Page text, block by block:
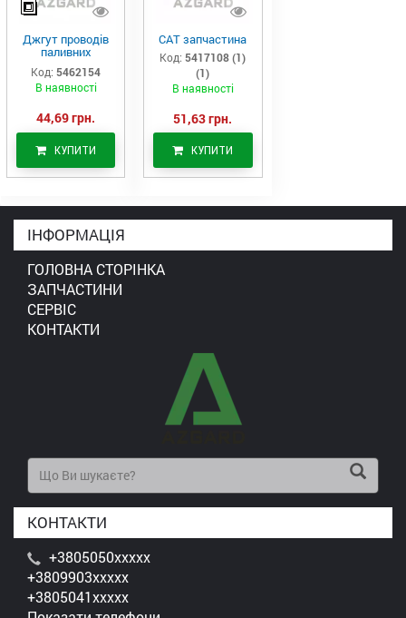
Джгут проводів
паливних
форсунок CAT
C7/C9 (546-2154)
Код: 5462154
В наявності
44,69 грн.
КУПИТИ
САТ запчастина
Код: 5417108 (1)
(1)
В наявності
51,63 грн.
КУПИТИ
ІНФОРМАЦІЯ
ГОЛОВНА СТОРІНКА
ЗАПЧАСТИНИ
СЕРВІС
КОНТАКТИ
КОНТАКТИ
+3805050xxxxx
+3809903xxxxx
+3805041xxxxx